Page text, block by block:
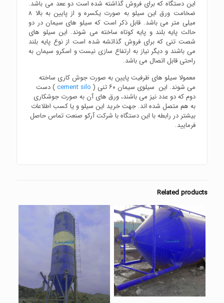
این دستگاه که برای فروش گذاشته شده است دو ععد می باشد.
ضخامت ورق این سیلو به صورت یکسره و از پایین به بالا ۸
میلی متر می باشد. قابل ذکر است که سیلو های سیمان در دو
حالت پایه بلند و پایه کوتاه ساخته می شوند. این سیلو های
شصت تنی که برای فروش گذاتشه شده است از نوع پایه بلند
می باشند و دیگر نیاز به ارتفاع سازی نیست و اسکرو سیمان به
راحتی قابل اتصال می باشد.
معمولا سیلو های ظرفیت پایین به صورت جوش کاری ساخته
می شوند. این سیلوی سیمان ۶۰ تنی (
cement silo) دست
دوم که دو عدد نیز می باشند، ورق های آن به صورت جوشکاری
به هم متصل شده اند. جهت خرید این سیلو و یا کسب اطلاعات
بیشتر در رابطه با این دستگاه با شرکت آرکو صنعت تماس حاصل
فرمایید.
Related products